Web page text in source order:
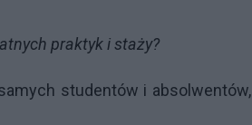
praktyk i staży?
studentów i absolwentów,